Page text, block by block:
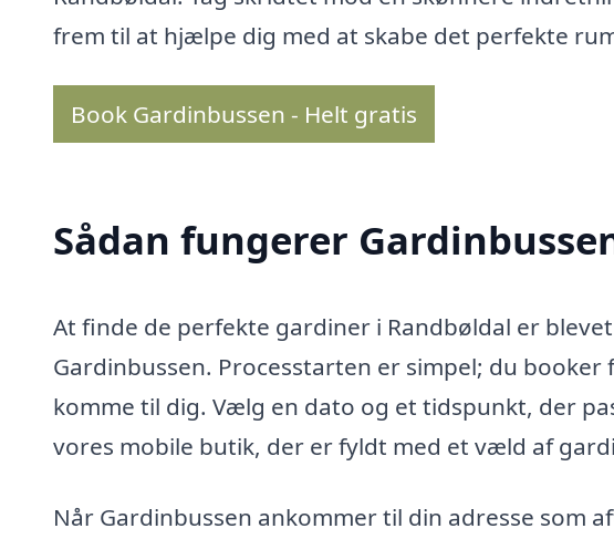
frem til at hjælpe dig med at skabe det perfekte
Book Gardinbussen - Helt gratis
Sådan fungerer
At finde de perfekte gardiner i Randbøldal er
Gardinbussen. Processtarten er simpel; du
komme til dig. Vælg en dato og et tidspunkt, der
vores mobile butik, der er fyldt med et væld af
Når Gardinbussen ankommer til din adresse som